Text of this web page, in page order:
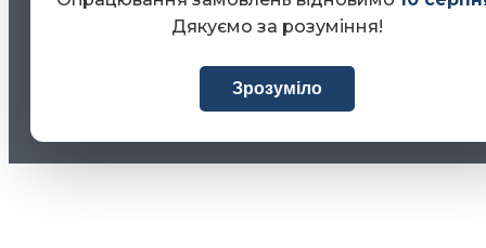
Дякуємо за розуміння!
Зрозуміло